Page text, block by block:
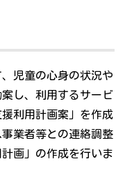
児童の心身の状況や
し、利用するサービ
利用計画案」を作成
業者等との連絡調整
画」の作成を行いま